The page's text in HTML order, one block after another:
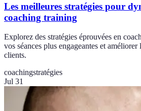
Les meilleures stratégies pour
coaching training
Explorez des stratégies éprouvées en
vos séances plus engageantes et
clients.
coachingstratégies
Jul 31